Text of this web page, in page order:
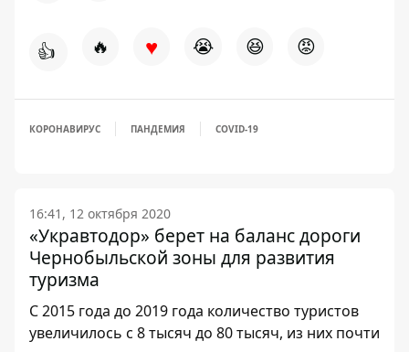
👍 🔥 ♥ 😭 😆 😡
КОРОНАВИРУС ПАНДЕМИЯ COVID-19
16:41, 12 октября 2020
«Укравтодор» берет на баланс дороги
Чернобыльской зоны для развития
туризма
С 2015 года до 2019 года количество туристов
увеличилось с 8 тысяч до 80 тысяч, из них почти